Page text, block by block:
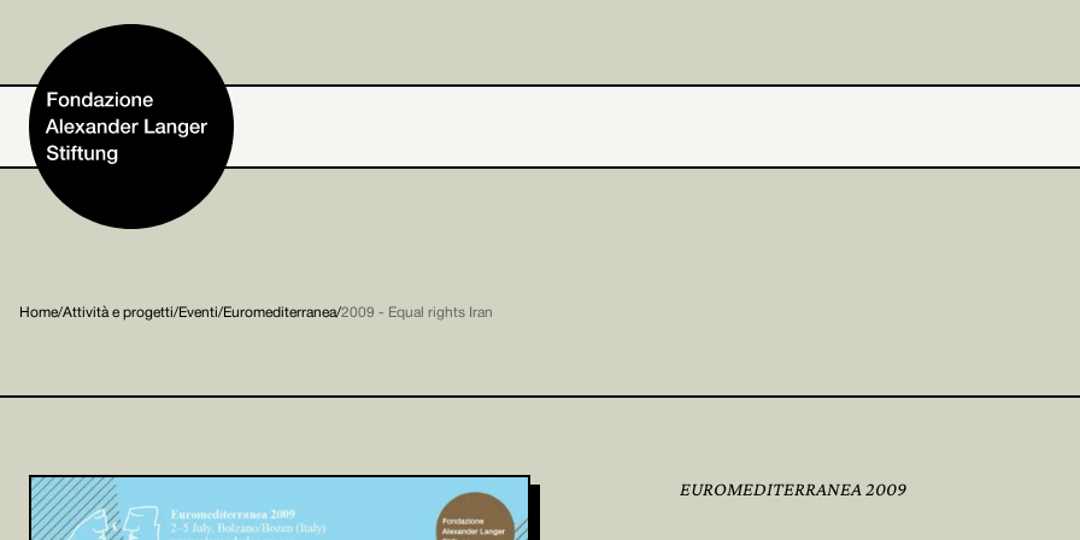
Alexander Langer
Home/Attività e progetti/Eventi/Euromediterranea/2009 - Equal rights Iran
EUROMEDITERRANEA 2009